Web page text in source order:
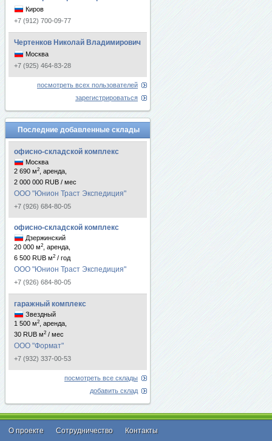
Киров
+7 (912) 700-09-77
Чертенков Николай Владимирович
Москва
+7 (925) 464-83-28
посмотреть всех пользователей
зарегистрироваться
Последние добавленные склады
офисно-складской комплекс
Москва
2 690 м2
, аренда,
2 000 000 RUB / мес
ООО "Юнион Траст Экспедиция"
+7 (926) 684-80-05
офисно-складской комплекс
Дзержинский
20 000 м2
, аренда,
6 500 RUB м2 / год
ООО "Юнион Траст Экспедиция"
+7 (926) 684-80-05
гаражный комплекс
Звездный
1 500 м2
, аренда,
30 RUB м2 / мес
ООО "Формат"
+7 (932) 337-00-53
посмотреть все склады
добавить склад
О проекте Cотрудничество Контакты